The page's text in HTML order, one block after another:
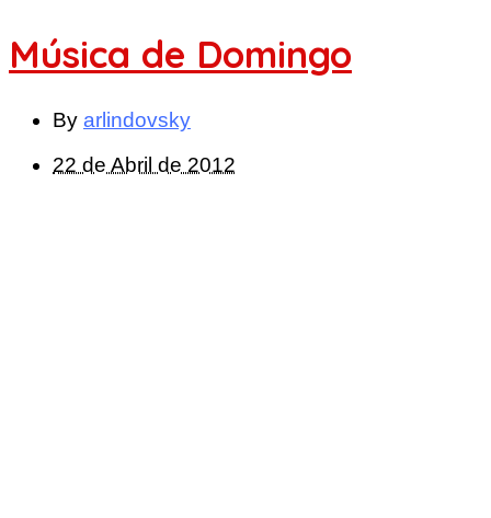
Música de Domingo
By arlindovsky
22 de Abril de 2012